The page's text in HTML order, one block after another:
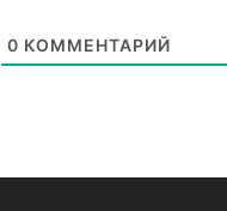
0 КОММЕНТАРИЙ